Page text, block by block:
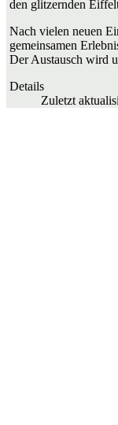
den glitzernden
Nach vielen neuen
gemeinsamen
Der Austausch wird
Details
Zuletzt